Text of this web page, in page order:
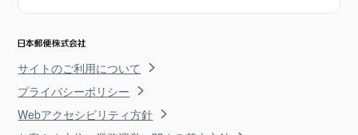
サイトのご利用について
プライバシーポリシー
Webアクセシビリティ方針